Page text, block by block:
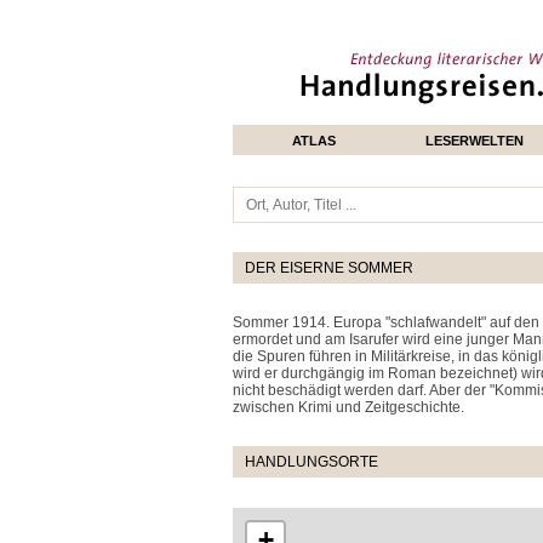
ATLAS LESERWELTEN
DER EISERNE SOMMER
Sommer 1914. Europa "schlafwandelt" auf
ermordet und am Isarufer wird eine junger
die Spuren führen in Militärkreise, in das
wird er durchgängig im Roman bezeichnet)
nicht beschädigt werden darf. Aber der
zwischen Krimi und Zeitgeschichte.
HANDLUNGSORTE